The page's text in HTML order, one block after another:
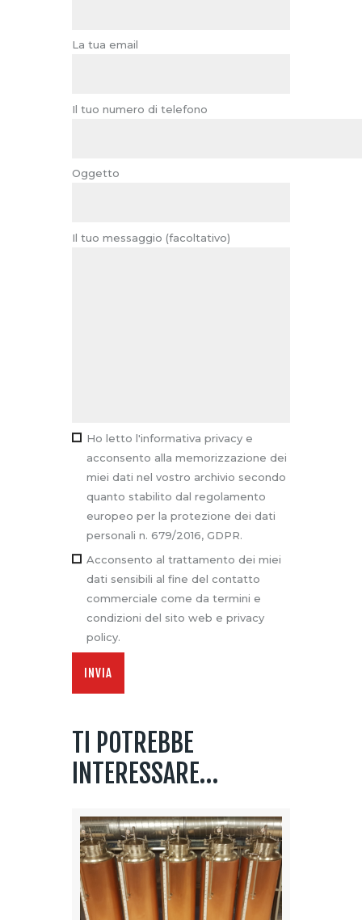
La tua email
Il tuo numero di telefono
Oggetto
Il tuo messaggio (facoltativo)
Ho letto l'informativa privacy e
acconsento alla memorizzazione dei
miei dati nel vostro archivio secondo
quanto stabilito dal regolamento
europeo per la protezione dei dati
personali n. 679/2016, GDPR.
Acconsento al trattamento dei miei
dati sensibili al fine del contatto
commerciale come da termini e
condizioni del sito web e privacy
policy.
TI POTREBBE
INTERESSARE…